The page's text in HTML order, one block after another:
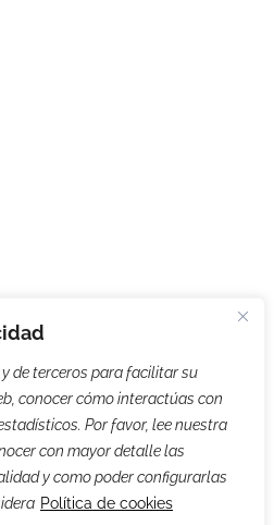
de terceros para facilitar su
conocer cómo interactúas con
Por favor, lee nuestra
con mayor detalle las
y como poder configurarlas
Política de cookies